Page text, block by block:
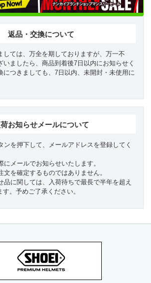
返品・交換について
しては、万全を期しておりますが、万一不
いましたら、商品到着後7日以内にお知らせく
につきましても、7日以内、未開封・未使用に
荷お知らせメールについて
ンを押下して、メールアドレスを登録してく
にメールでお知らせいたします。
文を確定するものではありません。
品に関しては、入荷待ちで最長で半年を超え
。予めご了承ください。